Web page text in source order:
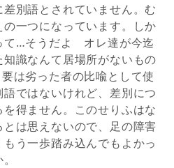
差別語とされていません。む
一つになっています。しか
て…そうだよ オレ達が今迄
知識なんて居場所がないもの
は劣った者の比喩として使
ではないけれど、差別につ
得ません。このせりふはな
は思えないので、足の障害
う一歩踏み込んでもよかっ